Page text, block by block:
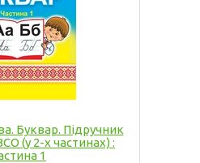
Буквар. Підручник
(у 2-х частинах) :
1